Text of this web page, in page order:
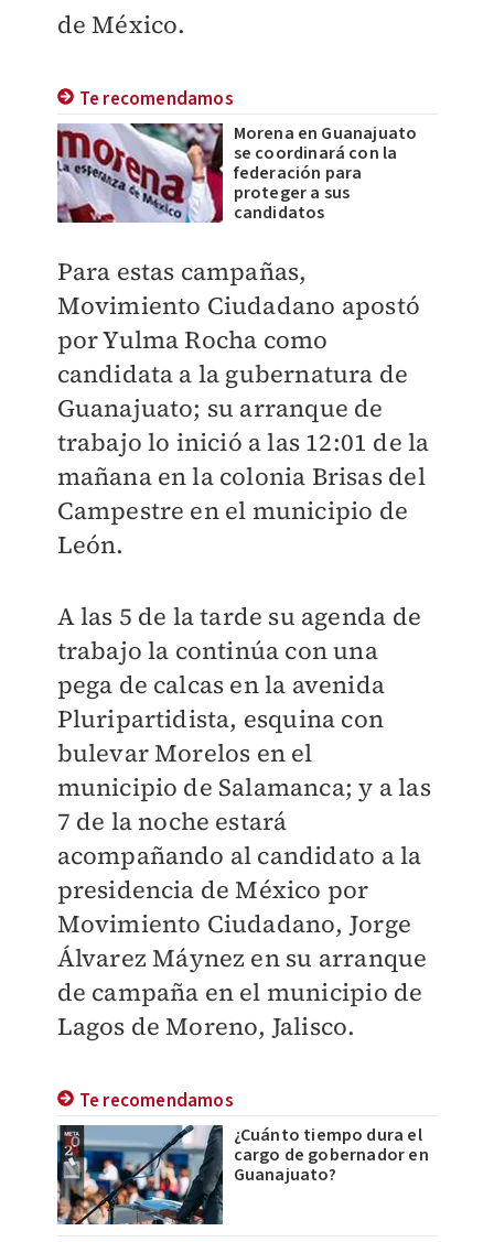
de México.
Te recomendamos
Morena en Guanajuato
se coordinará con la
federación para
proteger a sus
candidatos
Para estas campañas,
Movimiento Ciudadano apostó
por Yulma Rocha como
candidata a la gubernatura de
Guanajuato; su arranque de
trabajo lo inició a las 12:01 de la
mañana en la colonia Brisas del
Campestre en el municipio de
León.
A las 5 de la tarde su agenda de
trabajo la continúa con una
pega de calcas en la avenida
Pluripartidista, esquina con
bulevar Morelos en el
municipio de Salamanca; y a las
7 de la noche estará
acompañando al candidato a la
presidencia de México por
Movimiento Ciudadano, Jorge
Álvarez Máynez en su arranque
de campaña en el municipio de
Lagos de Moreno, Jalisco.
Te recomendamos
¿Cuánto tiempo dura el
cargo de gobernador en
Guanajuato?